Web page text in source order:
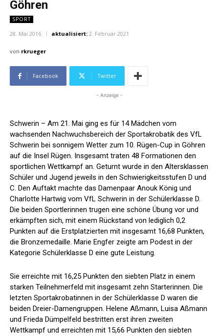
Göhren
SPORT
28. Mai 2016 aktualisiert: 2. Februar 2021
von rkrueger
Facebook Twitter
- Anzeige -
Schwerin – Am 21. Mai ging es für 14 Mädchen vom
wachsenden Nachwuchsbereich der Sportakrobatik des VfL
Schwerin bei sonnigem Wetter zum 10. Rügen-Cup in Göhren
auf die Insel Rügen. Insgesamt traten 48 Formationen den
sportlichen Wettkampf an. Geturnt wurde in den Altersklassen
Schüler und Jugend jeweils in den Schwierigkeitsstufen D und
C. Den Auftakt machte das Damenpaar Anouk König und
Charlotte Hartwig vom VfL Schwerin in der Schülerklasse D.
Die beiden Sportlerinnen trugen eine schöne Übung vor und
erkämpften sich, mit einem Rückstand von lediglich 0,2
Punkten auf die Erstplatzierten mit insgesamt 16,68 Punkten,
die Bronzemedaille. Marie Engfer zeigte am Podest in der
Kategorie Schülerklasse D eine gute Leistung.
Sie erreichte mit 16,25 Punkten den siebten Platz in einem
starken Teilnehmerfeld mit insgesamt zehn Starterinnen. Die
letzten Sportakrobatinnen in der Schülerklasse D waren die
beiden Dreier-Damengruppen. Helene Aßmann, Luisa Aßmann
und Frieda Dümpelfeld bestritten erst ihren zweiten
Wettkampf und erreichten mit 15,66 Punkten den siebten